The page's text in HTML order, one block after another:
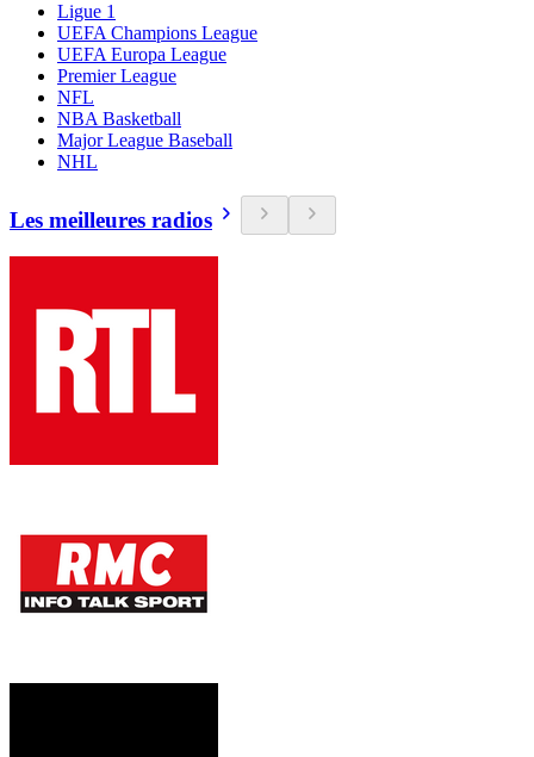
Ligue 1
UEFA Champions League
UEFA Europa League
Premier League
NFL
NBA Basketball
Major League Baseball
NHL
Les meilleures radios